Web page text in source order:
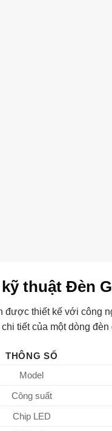
thuật Đèn
được thiết kế với công
tiết của một dòng
THÔNG SỐ
Model
Công suất
Chip LED